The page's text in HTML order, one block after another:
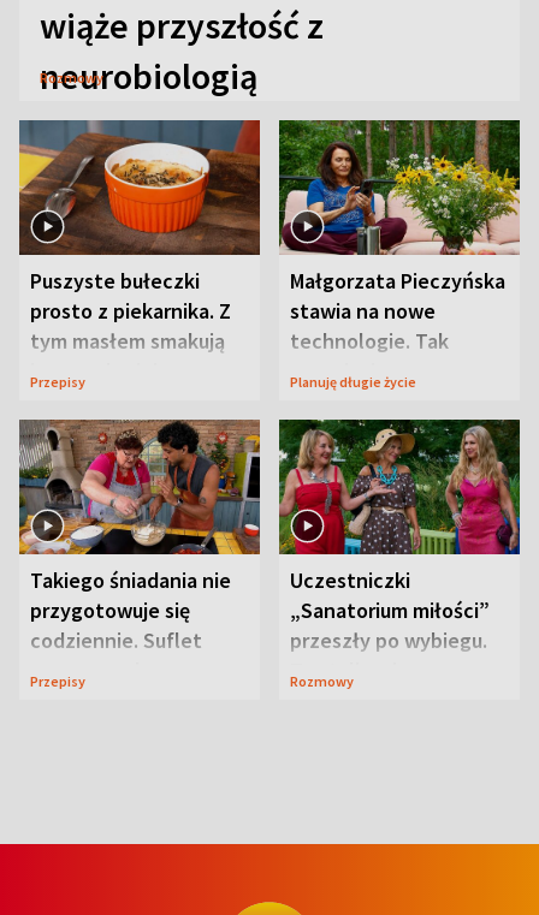
wiąże przyszłość z
neurobiologią
Rozmowy
Puszyste bułeczki
prosto z piekarnika. Z
tym masłem smakują
jeszcze lepiej
Przepisy
Małgorzata Pieczyńska
stawia na nowe
technologie. Tak
organizuje sprawy
Planuję długie życie
Takiego śniadania nie
przygotowuje się
codziennie. Suflet
serowy zachwyca
Przepisy
Uczestniczki
„Sanatorium miłości”
przeszły po wybiegu.
Te stylizacje
Rozmowy